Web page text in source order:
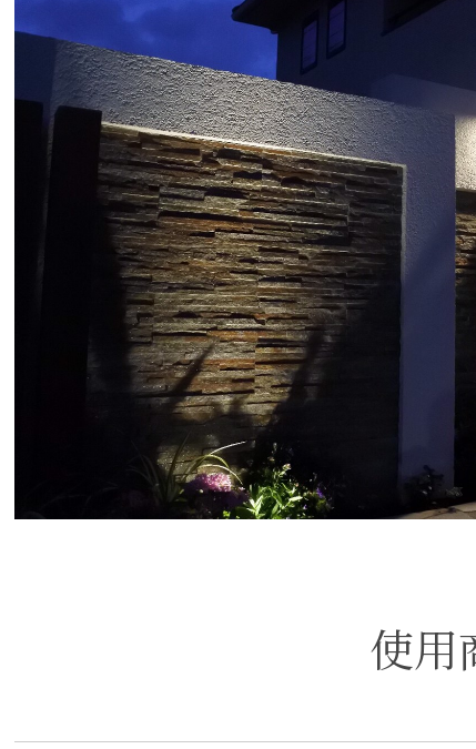
使用